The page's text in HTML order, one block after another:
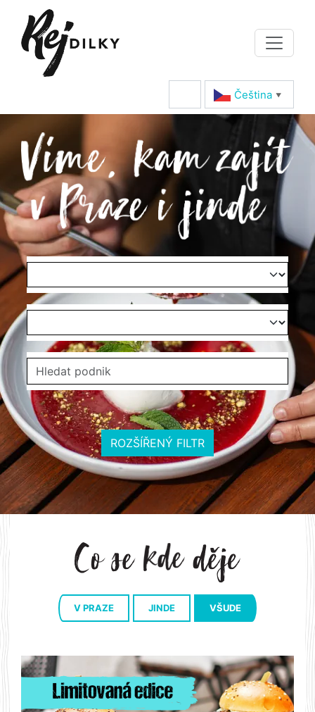
Čeština‎ ▼
ROZŠÍŘENÝ FILTR
V PRAZE JINDE VŠUDE